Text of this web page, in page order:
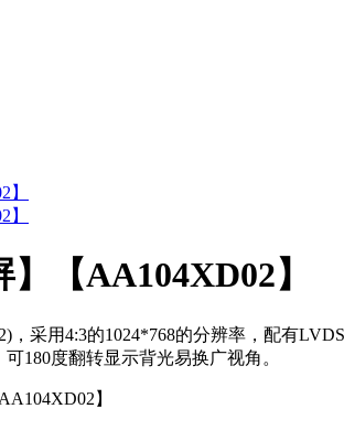
】【AA104XD02】
，采用4:3的1024*768的分辨率，配有
180度翻转显示背光易换广视角。
】